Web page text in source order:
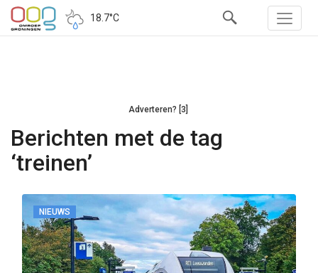
18.7°C
Adverteren? [3]
Berichten met de tag
‘treinen’
NIEUWS